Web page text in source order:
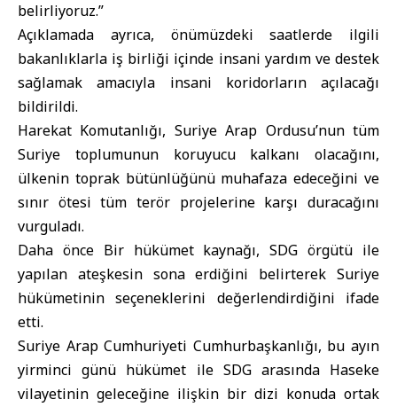
belirliyoruz.”
Açıklamada ayrıca, önümüzdeki saatlerde ilgili
bakanlıklarla iş birliği içinde insani yardım ve destek
sağlamak amacıyla insani koridorların açılacağı
bildirildi.
Harekat Komutanlığı, Suriye Arap Ordusu’nun tüm
Suriye toplumunun koruyucu kalkanı olacağını,
ülkenin toprak bütünlüğünü muhafaza edeceğini ve
sınır ötesi tüm terör projelerine karşı duracağını
vurguladı.
Daha önce Bir hükümet kaynağı,SDG örgütü ile
yapılan ateşkesin sona erdiğini belirterek Suriye
hükümetinin seçeneklerini değerlendirdiğini ifade
etti.
Suriye Arap Cumhuriyeti Cumhurbaşkanlığı, bu ayın
yirminci günü hükümet ile SDG arasında Haseke
vilayetinin geleceğine ilişkin bir dizi konuda ortak